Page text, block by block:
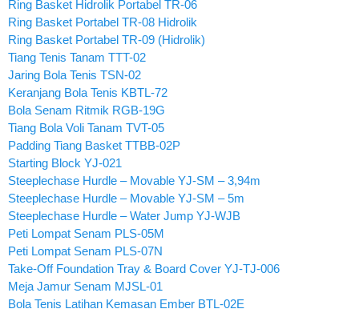
Ring Basket Hidrolik Portabel TR-06
Ring Basket Portabel TR-08 Hidrolik
Ring Basket Portabel TR-09 (Hidrolik)
Tiang Tenis Tanam TTT-02
Jaring Bola Tenis TSN-02
Keranjang Bola Tenis KBTL-72
Bola Senam Ritmik RGB-19G
Tiang Bola Voli Tanam TVT-05
Padding Tiang Basket TTBB-02P
Starting Block YJ-021
Steeplechase Hurdle – Movable YJ-SM – 3,94m
Steeplechase Hurdle – Movable YJ-SM – 5m
Steeplechase Hurdle – Water Jump YJ-WJB
Peti Lompat Senam PLS-05M
Peti Lompat Senam PLS-07N
Take-Off Foundation Tray & Board Cover YJ-TJ-006
Meja Jamur Senam MJSL-01
Bola Tenis Latihan Kemasan Ember BTL-02E